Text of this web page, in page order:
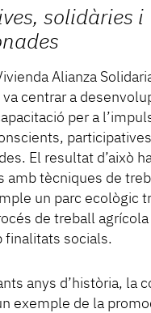
solidàries i
Alianza
centrar a
per a
El resultat d’això
amb tècniques de
un parc ecològic
de treball
finalitats socials.
anys d’història, la
exemple de la